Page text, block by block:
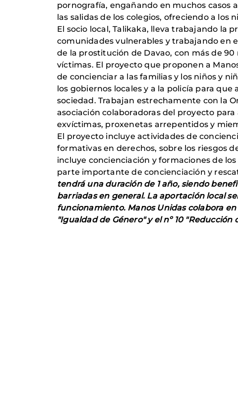
pornografía, engañando en muchos casos
las salidas de los colegios, ofreciendo a los
El socio local, Talikaka, lleva trabajando la
comunidades vulnerables y trabajando en
de la prostitución de Davao, con más de
víctimas. El proyecto que proponen a
de concienciar a las familias y los niños y
los gobiernos locales y a la policía para
sociedad. Trabajan estrechamente con la
asociación colaboradoras del proyecto
exvíctimas, proxenetas arrepentidos y
El proyecto incluye actividades de
formativas en derechos, sobre los riesgos
incluye concienciación y formaciones de
parte importante de concienciación y
tendrá una duración de 1 año, siendo
barriadas en general. La aportación local
funcionamiento. Manos Unidas colabora
"Igualdad de Género" y el nº 10 "Reducción